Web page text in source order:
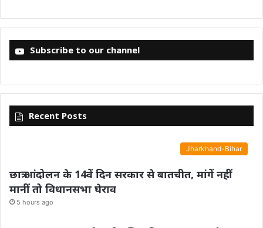
Subscribe to our channel
Recent Posts
Jharkhand-Bihar
छात्र आंदोलन के 14वें दिन सरकार से बातचीत, मांगें नहीं
मानीं तो विधानसभा घेराव
5 hours ago